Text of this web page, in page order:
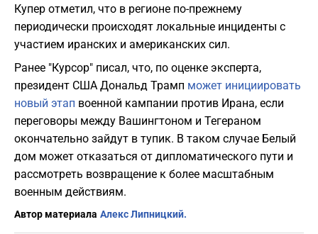
Купер отметил, что в регионе по-прежнему
периодически происходят локальные инциденты с
участием иранских и американских сил.
Ранее "Курсор" писал, что, по оценке эксперта,
президент США Дональд Трамп может инициировать
новый этап военной кампании против Ирана, если
переговоры между Вашингтоном и Тегераном
окончательно зайдут в тупик. В таком случае Белый
дом может отказаться от дипломатического пути и
рассмотреть возвращение к более масштабным
военным действиям.
Автор материала Алекс Липницкий.